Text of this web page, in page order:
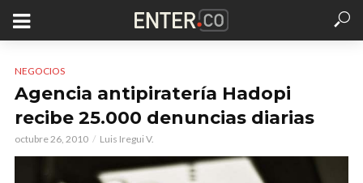
NEGOCIOS
Agencia antipiratería Hadopi
recibe 25.000 denuncias diarias
octubre 26, 2010 Luis Iregui V.